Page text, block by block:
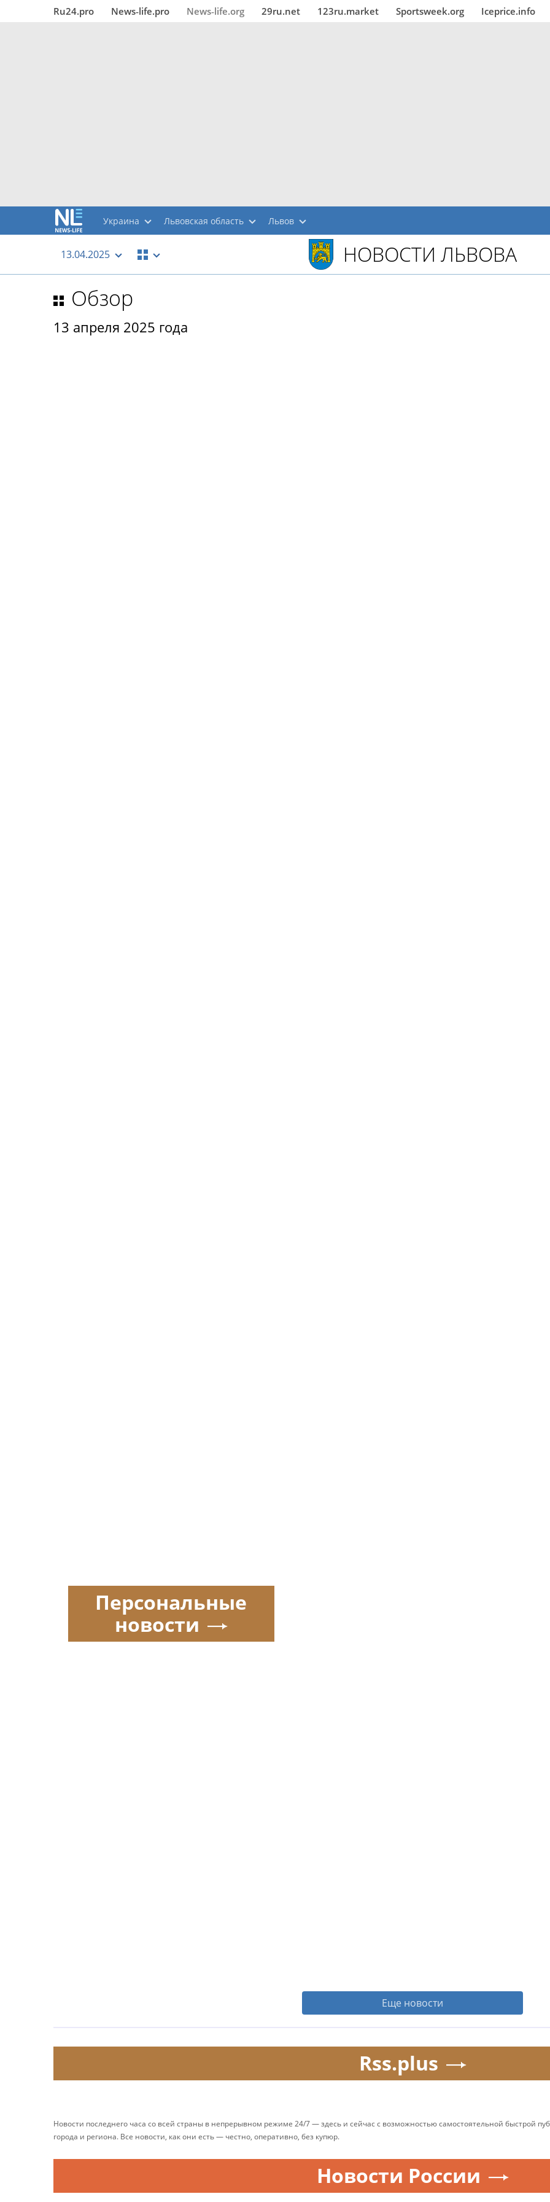
Ru24.pro News‑life.pro News‑life.org 29ru.net 123ru.market Sportsweek.org Iceprice.info
Украина Львовская область Львов
13.04.2025 НОВОСТИ ЛЬВОВА
Обзор
13 апреля 2025 года
Персональные
новости
Еще новости
Rss.plus
Новости последнего часа со всей страны в непрерывном режиме 24/7 — здесь и сейчас с возможностью самостоятельной быстрой
города и региона. Все новости, как они есть — честно, оперативно, без купюр.
Новости России